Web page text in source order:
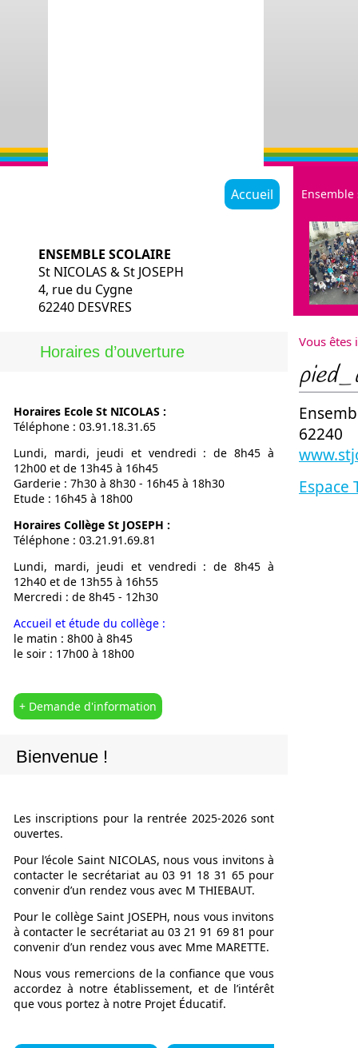
Accueil
ENSEMBLE SCOLAIRE
St NICOLAS & St JOSEPH
4, rue du Cygne
62240 DESVRES
Historique
Notre
Calendrier
L’OGEC
L’APEL
Nous situer
Horaires d’ouverture
Horaires Ecole St NICOLAS :
Téléphone : 03.91.18.31.65
Lundi, mardi, jeudi et vendredi : de 8h45 à
12h00 et de 13h45 à 16h45
Garderie : 7h30 à 8h30 - 16h45 à 18h30
Etude : 16h45 à 18h00
Horaires Collège St JOSEPH :
Téléphone : 03.21.91.69.81
Lundi, mardi, jeudi et vendredi : de 8h45 à
12h40 et de 13h55 à 16h55
Mercredi : de 8h45 - 12h30
Accueil et étude du collège :
le matin : 8h00 à 8h45
le soir : 17h00 à 18h00
+ Demande d'information
Bienvenue !
Les inscriptions pour la rentrée 2025-2026 sont
ouvertes.
Pour l’école Saint NICOLAS, nous vous invitons à
contacter le secrétariat au 03 91 18 31 65 pour
convenir d’un rendez vous avec M THIEBAUT.
Pour le collège Saint JOSEPH, nous vous invitons
à contacter le secrétariat au 03 21 91 69 81 pour
convenir d’un rendez vous avec Mme MARETTE.
Nous vous remercions de la confiance que vous
accordez à notre établissement, et de l’intérêt
que vous portez à notre Projet Éducatif.
Vous êtes
62240
Espace